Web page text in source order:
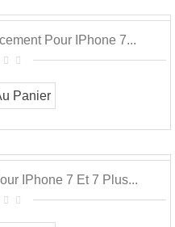
Pour IPhone 7...
Panier
IPhone 7 Et 7 Plus...